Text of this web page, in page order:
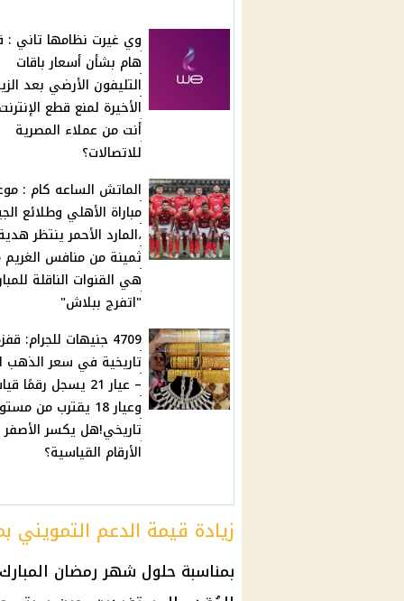
وي غيرت نظامها تاني :
هام بشأن أسعار باقات
التليفون الأرضي بعد
الأخيرة لمنع قطع
أنت من عملاء المصرية
للاتصالات؟
الماتش الساعه كام :
مباراة الأهلي وطلائع
،المارد الأحمر ينتظر
ثمينة من منافس الغريم
هي القنوات الناقلة
"اتفرج ببلاش"
4709 جنيهات للجرام:
تاريخية في سعر الذهب
– عيار 21 يسجل رقمًا
وعيار 18 يقترب من
تاريخي!هل يكسر الأصفر
الأرقام القياسية؟
زيادة قيمة الدعم
بمناسبة حلول شهر رمضان